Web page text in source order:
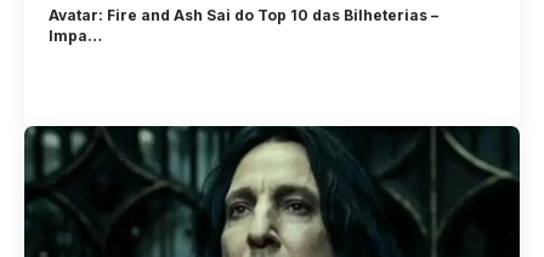
Avatar: Fire and Ash Sai do Top 10 das Bilheterias –
Impa…